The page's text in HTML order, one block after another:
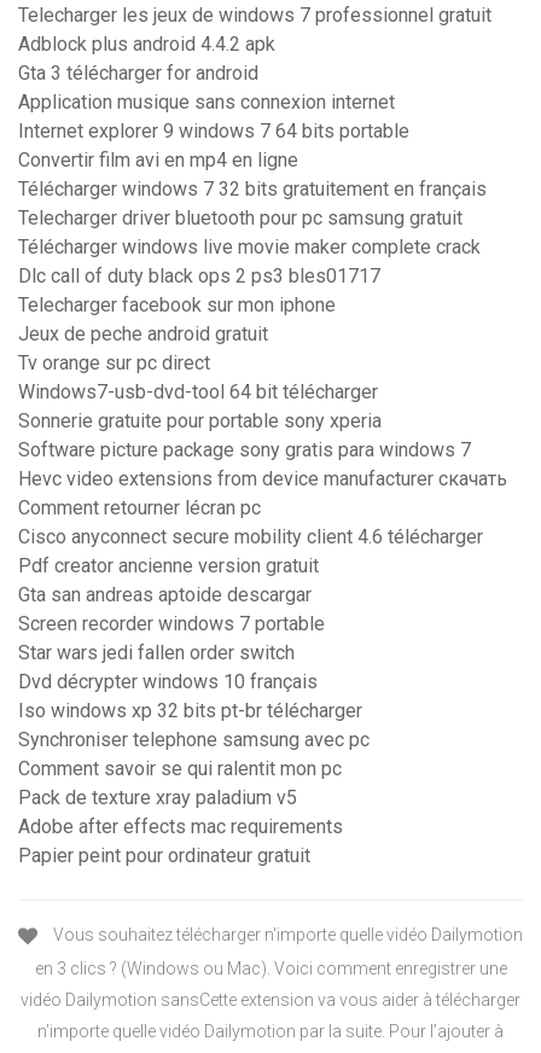
Telecharger les jeux de windows 7 professionnel gratuit
Adblock plus android 4.4.2 apk
Gta 3 télécharger for android
Application musique sans connexion internet
Internet explorer 9 windows 7 64 bits portable
Convertir film avi en mp4 en ligne
Télécharger windows 7 32 bits gratuitement en français
Telecharger driver bluetooth pour pc samsung gratuit
Télécharger windows live movie maker complete crack
Dlc call of duty black ops 2 ps3 bles01717
Telecharger facebook sur mon iphone
Jeux de peche android gratuit
Tv orange sur pc direct
Windows7-usb-dvd-tool 64 bit télécharger
Sonnerie gratuite pour portable sony xperia
Software picture package sony gratis para windows 7
Hevc video extensions from device manufacturer скачать
Comment retourner lécran pc
Cisco anyconnect secure mobility client 4.6 télécharger
Pdf creator ancienne version gratuit
Gta san andreas aptoide descargar
Screen recorder windows 7 portable
Star wars jedi fallen order switch
Dvd décrypter windows 10 français
Iso windows xp 32 bits pt-br télécharger
Synchroniser telephone samsung avec pc
Comment savoir se qui ralentit mon pc
Pack de texture xray paladium v5
Adobe after effects mac requirements
Papier peint pour ordinateur gratuit
Vous souhaitez télécharger n'importe quelle vidéo Dailymotion
en 3 clics ? (Windows ou Mac). Voici comment enregistrer une
vidéo Dailymotion sansCette extension va vous aider à télécharger
n’importe quelle vidéo Dailymotion par la suite. Pour l’ajouter à